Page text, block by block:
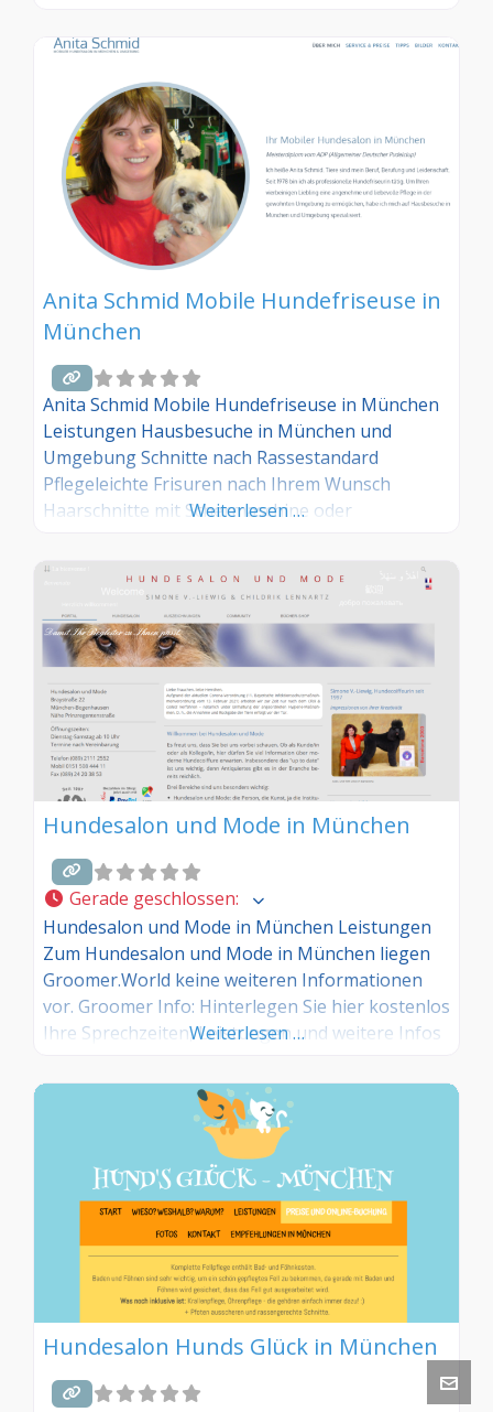
schleifen Verkauf von Pflegeprodukten
Anita Schmid Mobile Hundefriseuse in
München
Anita Schmid Mobile Hundefriseuse in München
Leistungen Hausbesuche in München und
Umgebung Schnitte nach Rassestandard
Pflegeleichte Frisuren nach Ihrem Wunsch
Haarschnitte mit Schermaschine oder
Fachkundige Fellpflege Ruhige
und präzise Arbeit, ohne Hektik und Stress
Einfühlsamer Umgang mit Tieren – konsequent
aber liebevoll Sauberkeit und Hygiene sind
selbstverständlich Individuelle Kundenberatung
und Produktempfehlung keine Katzenpflege
Weiterlesen …
Hundesalon und Mode in München
Gerade geschlossen:
Hundesalon und Mode in München Leistungen
Zum Hundesalon und Mode in München liegen
Groomer.World keine weiteren Informationen
vor. Groomer Info: Hinterlegen Sie hier kostenlos
Ihre Sprechzeiten, Leistungen und weitere Infos
Hundesalons? Dann teilen Sie Ihre Erfahrungen
über die Kommentarfunktion unten mit anderen
Hundebesitzer/innen!
Weiterlesen …
Hundesalon Hunds Glück in München